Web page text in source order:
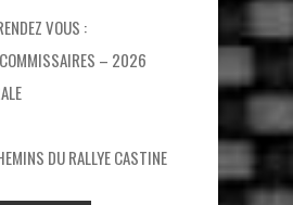
VOUS :
– 2026
DU RALLYE CASTINE